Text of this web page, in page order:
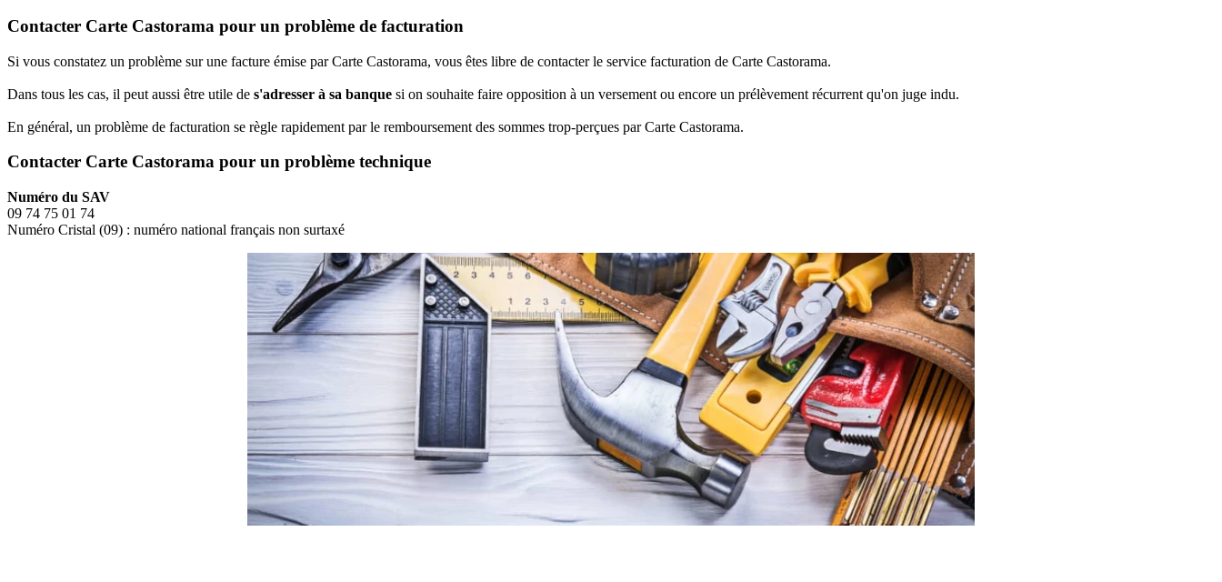
Contacter Carte Castorama pour un problème de facturation
Si vous constatez un problème sur une facture émise par Carte Castorama, vous êtes libre de contacter le service facturation de Carte Castorama.
Dans tous les cas, il peut aussi être utile de s'adresser à sa banque si on souhaite faire opposition à un versement ou encore un prélèvement récurrent qu'on juge indu.
En général, un problème de facturation se règle rapidement par le remboursement des sommes trop-perçues par Carte Castorama.
Contacter Carte Castorama pour un problème technique
Numéro du SAV
09 74 75 01 74
Numéro Cristal (09) : numéro national français non surtaxé